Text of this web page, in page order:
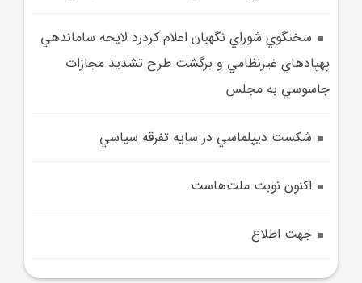
سخنگوي شوراي نگهبان اعلام کردرد لايحه ساماندهي
پهپادهاي غيرنظامي و برگشت طرح تشديد مجازات
جاسوسي به مجلس
شکست ديپلماسي در سايه تفرقه سياسي
اکنون نوبت ملت‌هاست
جهت اطلاع